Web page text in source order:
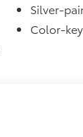
Silver-
Color-